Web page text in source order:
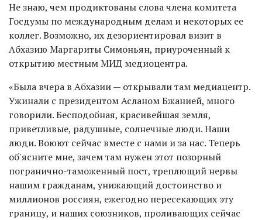
Не знаю, чем продиктованы слова члена комитета
Госдумы по международным делам и некоторых ее
коллег. Возможно, их дезориентировал визит в
Абхазию Маргариты Симоньян, приуроченный к
открытию местным МИД медиоцентра.
«Была вчера в Абхазии — открывали там медиацентр.
Ужинали с президентом Асланом Бжанией, много
говорили. Бесподобная, красивейшая земля,
приветливые, радушные, солнечные люди. Наши
люди. Воюют сейчас вместе с нами и за нас. Теперь
об'ясните мне, зачем там нужен этот позорный
погранично-таможенный пост, треплющий нервы
нашим гражданам, унижающий достоинство и
миллионов россиян, ежегодно пересекающих эту
границу, и наших союзников, проливающих сейчас